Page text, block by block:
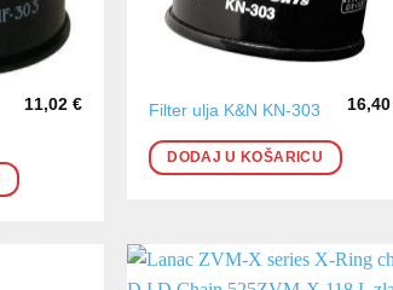
11,02€ Filter ulja K&N KN-303 16,40
DODAJ U KOŠARICU